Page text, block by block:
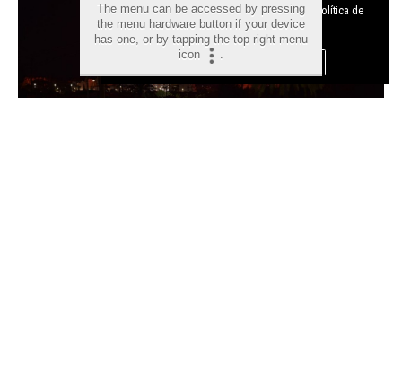
The menu can be accessed by pressing
the menu hardware button if your device
has one, or by tapping the top right menu
icon
.
cookies y como desconectarlas. Ver nuestra Política de
Privacidad y Cookies
Aceptar Cookies